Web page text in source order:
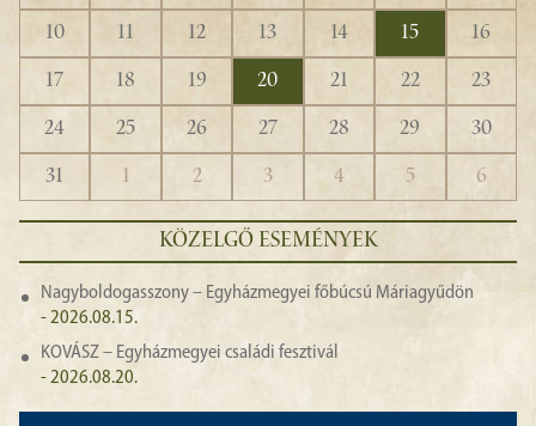
10
11 12 13 14 15
16
17
18 19 20 21 22
23
24
25 26 27 28 29
30
31
1 2 3 4 5 6
KÖZELGŐ ESEMÉNYEK
Nagyboldogasszony – Egyházmegyei főbúcsú Máriagyűdön
- 2026.08.15.
KOVÁSZ – Egyházmegyei családi fesztivál
- 2026.08.20.